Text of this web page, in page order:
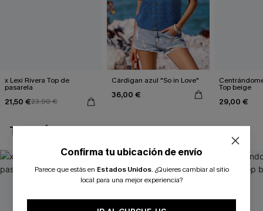
x Lexi Rivera Top de
pasarela
21,50 €23,90 €
Cárdigan azul "So in Love"
36,00 €
Top beige
29,00 €
TAMBIÉN TE PUEDE GUSTAR
Confirma tu ubicación de envío
Parece que estás en Estados Unidos. ¿Quieres cambiar al sitio
local para una mejor experiencia?